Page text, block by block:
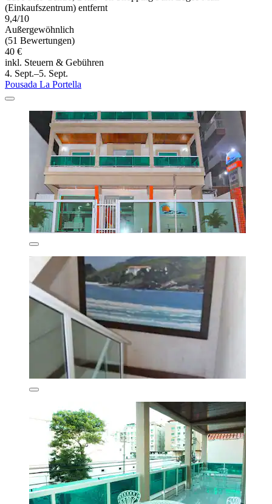
(Einkaufszentrum) entfernt
9,4/10
Außergewöhnlich
(51 Bewertungen)
40 €
inkl. Steuern & Gebühren
4. Sept.–5. Sept.
Pousada La Portella